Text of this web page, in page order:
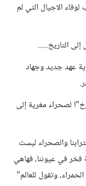
الاجيال التي لم
التاريخ.....
عهد جديد وجهاد
لصحراء مغرية إلى
بترابنا والصحراء ليست
في عيوننا، فهاهي
وتقول للعالم"